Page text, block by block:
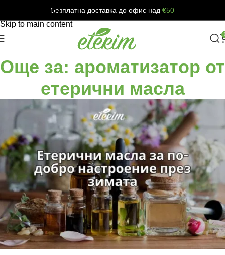
Skip to navigation
Skip to main content
Безплатна доставка до офис над €50
Още за: ароматизатор от
етерични масла